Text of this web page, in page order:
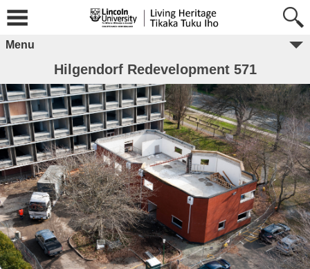
Menu
Hilgendorf Redevelopment 571